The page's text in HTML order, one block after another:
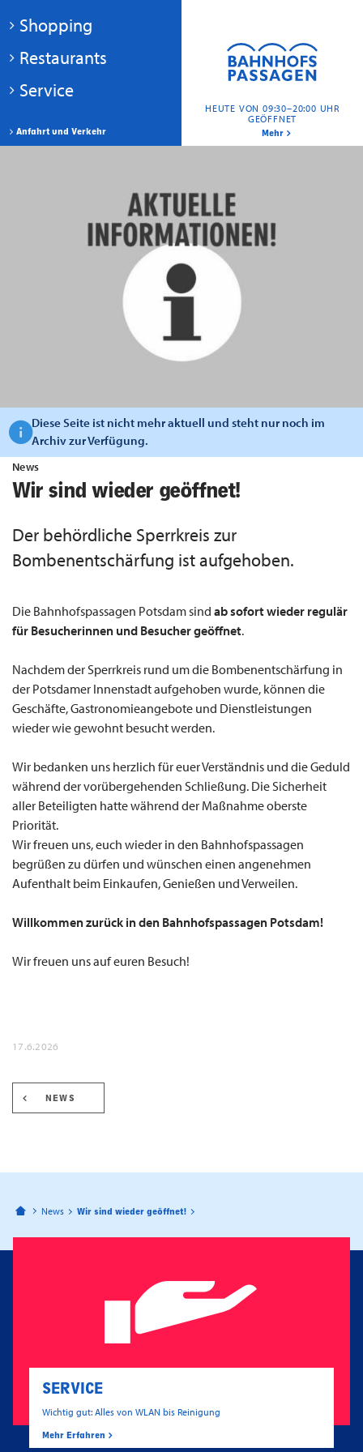
HEUTE VON 09:30–20:00 UHR
GEÖFFNET
Mehr
Anfahrt und Verkehr
Shopping
Restaurants
Service
Diese Seite ist nicht mehr aktuell und steht nur noch im
Archiv zur Verfügung.
News
Wir sind wieder geöffnet!
Der behördliche Sperrkreis zur
Bombenentschärfung ist aufgehoben.
Die Bahnhofspassagen Potsdam sind ab sofort wieder regulär
für Besucherinnen und Besucher geöffnet.
Nachdem der Sperrkreis rund um die Bombenentschärfung in
der Potsdamer Innenstadt aufgehoben wurde, können die
Geschäfte, Gastronomieangebote und Dienstleistungen
wieder wie gewohnt besucht werden.
Wir bedanken uns herzlich für euer Verständnis und die Geduld
während der vorübergehenden Schließung. Die Sicherheit
aller Beteiligten hatte während der Maßnahme oberste
Priorität.
Wir freuen uns, euch wieder in den Bahnhofspassagen
begrüßen zu dürfen und wünschen einen angenehmen
Aufenthalt beim Einkaufen, Genießen und Verweilen.
Willkommen zurück in den Bahnhofspassagen Potsdam!
Wir freuen uns auf euren Besuch!
17.6.2026
NEWS
Bahnhofspassagen Potsdam
News Wir sind wieder geöffnet!
SERVICE
Wichtig gut: Alles von WLAN bis Reinigung
Mehr Erfahren